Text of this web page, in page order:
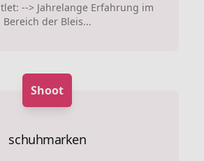
--> Jahrelange Erfahrung im
Bereich der Bleis...
Shoot
schuhmarken